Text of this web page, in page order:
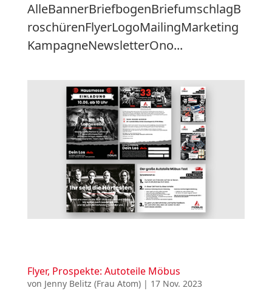
AlleBannerBriefbogenBriefumschlagB
roschürenFlyerLogoMailingMarketing
KampagneNewsletterOno...
Flyer, Prospekte: Autoteile Möbus
von Jenny Belitz (Frau Atom)| 17 Nov. 2023